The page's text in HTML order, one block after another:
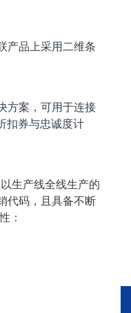
产品上采用二维条
方案，可用于连接
扣券与忠诚度计
生产线全线生产的
代码，且具备不断
：